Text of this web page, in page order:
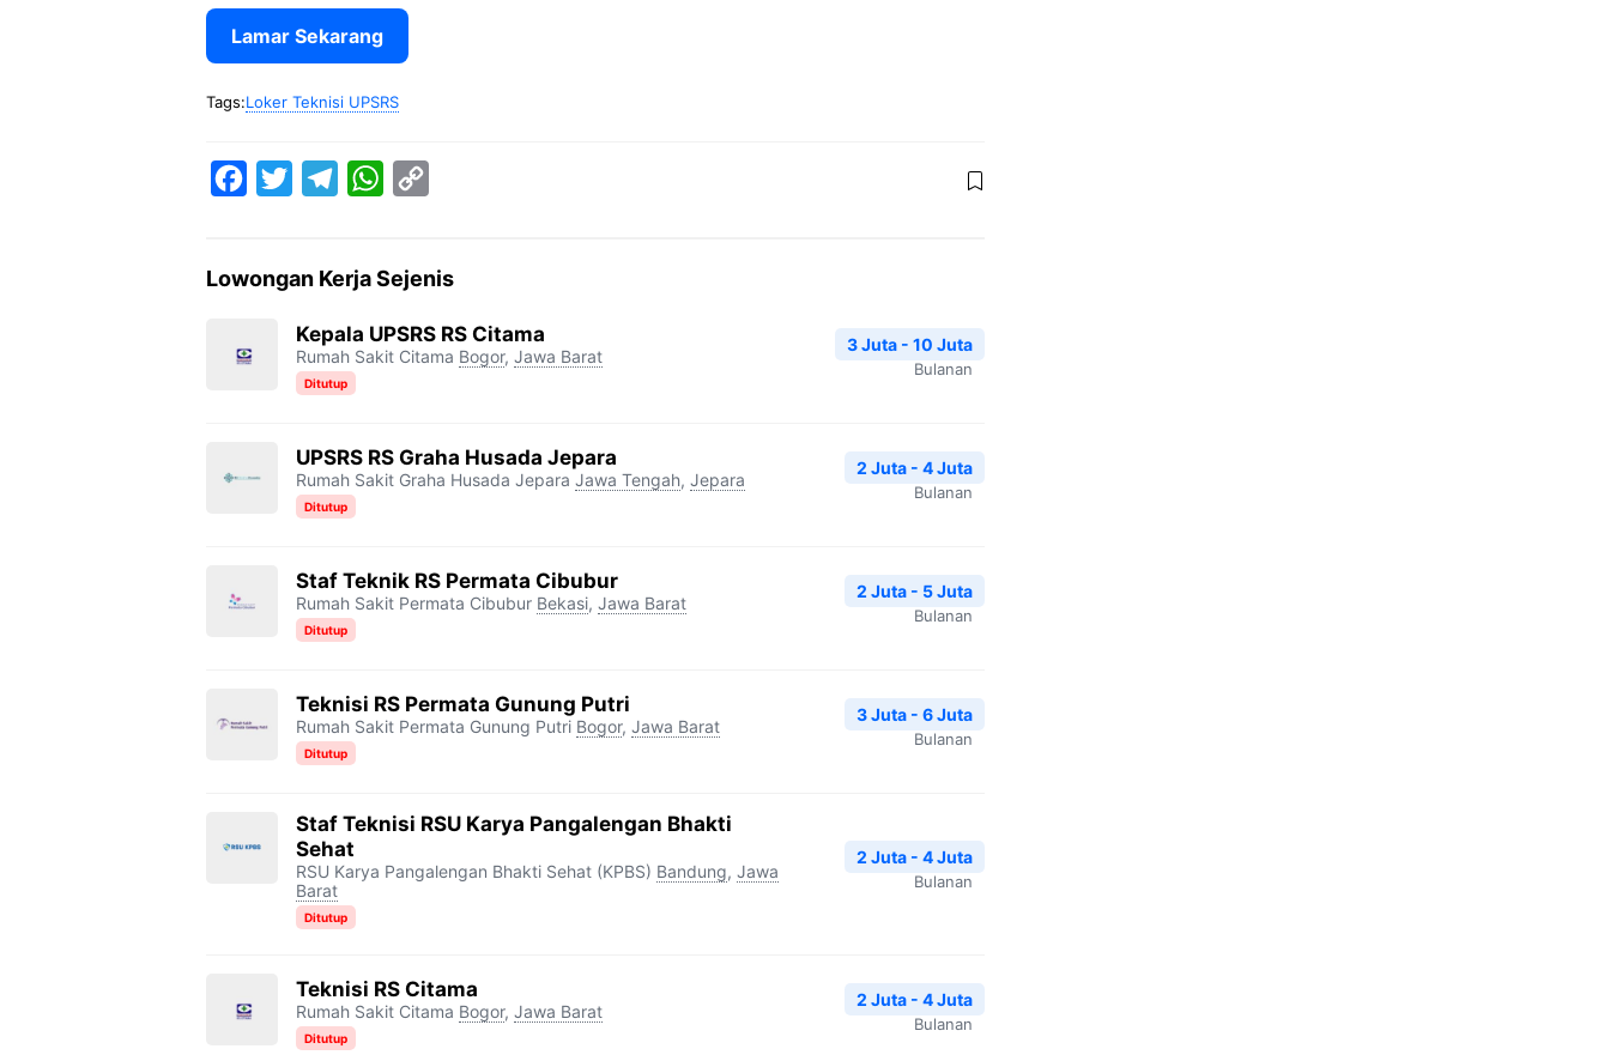
Lamar Sekarang
Tags:Loker Teknisi UPSRS
e
o
t
t
e
r
e
g
r
a
W
t
s
A
y
L
i
Lowongan Kerja Sejenis
Kepala UPSRS RS Citama
Rumah Sakit Citama Bogor, Jawa Barat
Ditutup
3 Juta - 10 Juta
Bulanan
UPSRS RS Graha Husada Jepara
Rumah Sakit Graha Husada Jepara Jawa Tengah, Jepara
Ditutup
2 Juta - 4 Juta
Bulanan
Staf Teknik RS Permata Cibubur
Rumah Sakit Permata Cibubur Bekasi, Jawa Barat
Ditutup
2 Juta - 5 Juta
Bulanan
Teknisi RS Permata Gunung Putri
Rumah Sakit Permata Gunung Putri Bogor, Jawa Barat
Ditutup
3 Juta - 6 Juta
Bulanan
Staf Teknisi RSU Karya Pangalengan Bhakti
Sehat
RSU Karya Pangalengan Bhakti Sehat (KPBS) Bandung, Jawa
Barat
Ditutup
2 Juta - 4 Juta
Bulanan
Teknisi RS Citama
Rumah Sakit Citama Bogor, Jawa Barat
Ditutup
2 Juta - 4 Juta
Bulanan